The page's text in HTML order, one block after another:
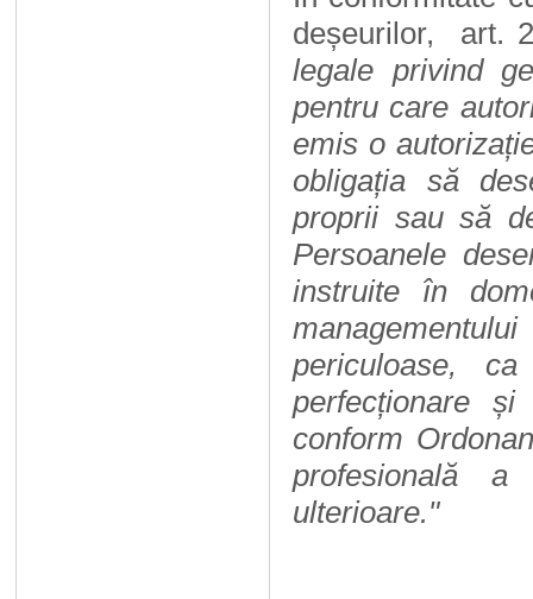
deșeurilor,
art.
legale privind
pentru care
emis o
obligația să
proprii sau să
Persoanele
instruite în
periculoase,
perfecționare
conform
profesională
ulterioare."